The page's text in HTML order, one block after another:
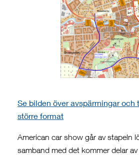
Se bilden över avspärrningar och
större format
American car show går av stapeln
samband med det kommer delar